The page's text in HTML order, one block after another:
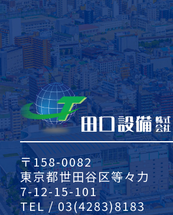
〒158-0082
東京都世田谷区等々力
7-12-15-101
TEL / 03(4283)8183